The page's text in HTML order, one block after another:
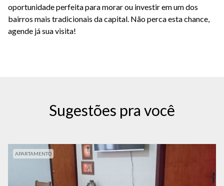
oportunidade perfeita para morar ou investir em um dos
bairros mais tradicionais da capital. Não perca esta chance,
agende já sua visita!
Sugestões pra você
APARTAMENTO